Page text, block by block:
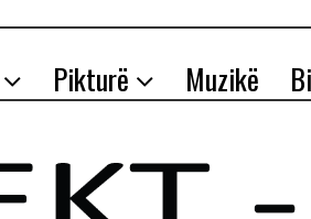
Pikturë Muzikë